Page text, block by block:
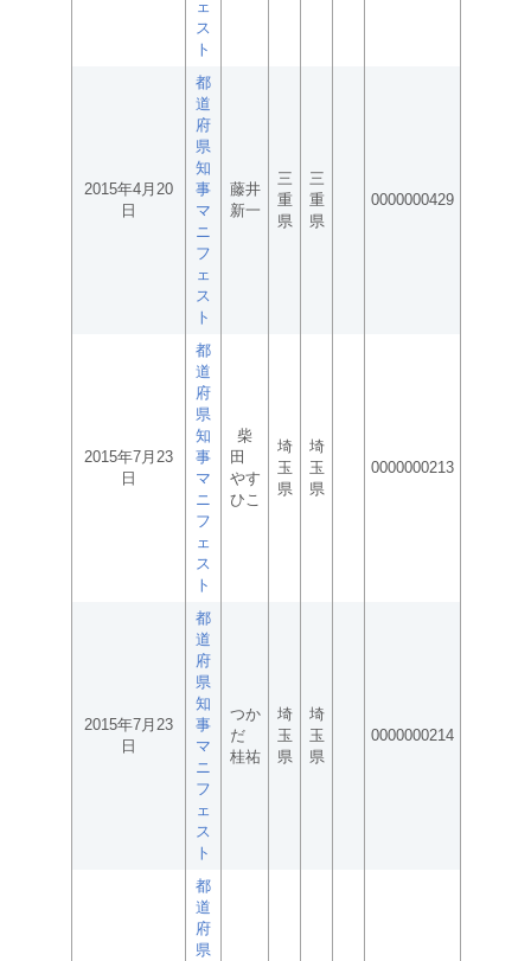
ェ
ス
ト
2015年4月20
日
都
道
府
県
知
事
マ
ニ
フ
ェ
ス
ト
藤井
新一
三
重
県
三
重
県
0000000429
2015年7月23
日
都
道
府
県
知
事
マ
ニ
フ
ェ
ス
ト
柴
田
やす
ひこ
埼
玉
県
埼
玉
県
0000000213
2015年7月23
日
都
道
府
県
知
事
マ
ニ
フ
ェ
ス
ト
つか
だ
桂祐
埼
玉
県
埼
玉
県
0000000214
都
道
府
県